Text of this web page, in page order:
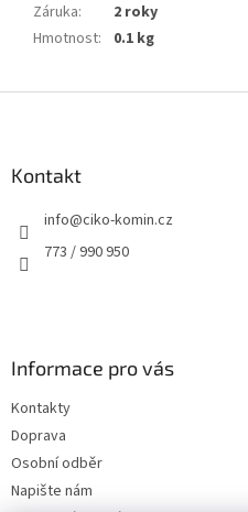
Záruka:
2 roky
Hmotnost: 0.1 kg
Kontakt
info@ciko-komin.cz
773 / 990 950
Informace pro vás
Kontakty
Doprava
Osobní odběr
Napište nám